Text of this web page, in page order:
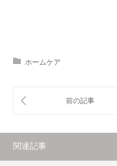
ホームケア
関連記事